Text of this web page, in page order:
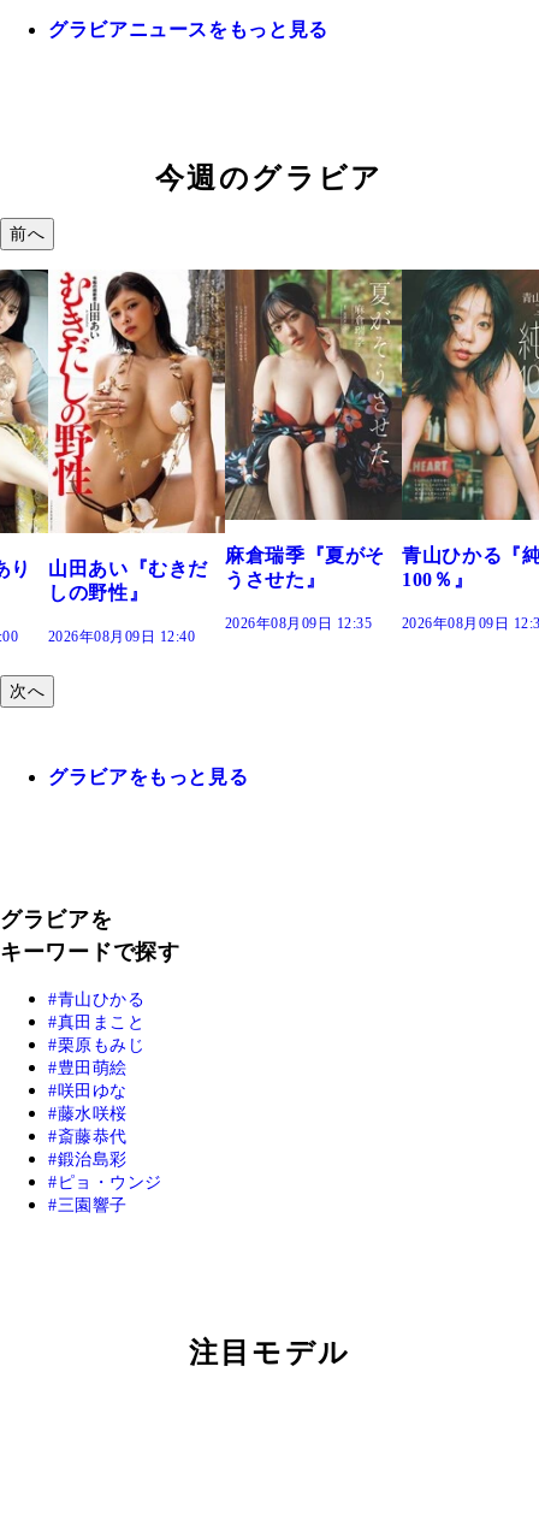
グラビアニュースをもっと見る
今週のグラビア
前へ
きだ
12:40
麻倉瑞季『夏がそ
うさせた』
青山ひかる『純度
100％』
2026年08月09日 12:30
溝端 葵『
つの、あお
で。』
2026年08月09
次へ
グラビアをもっと見る
グラビアを
キーワードで探す
青山ひかる
真田まこと
栗原もみじ
豊田萌絵
咲田ゆな
藤水咲桜
斎藤恭代
鍛治島彩
ピョ・ウンジ
三園響子
注目モデル